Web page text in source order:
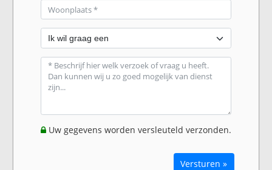
Uw gegevens worden versleuteld verzonden.
Versturen »